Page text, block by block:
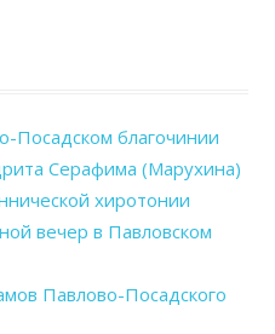
Посадском благочинии
Серафима (Марухина)
хиротонии
вечер в Павловском
Павлово-Посадского